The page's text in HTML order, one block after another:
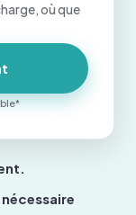
où que